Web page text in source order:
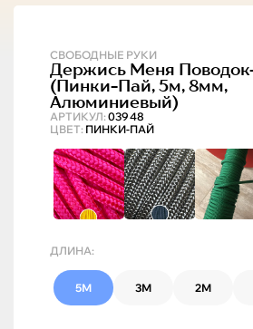
СВОБОДНЫЕ РУКИ
АРТИКУЛ: 03948
Держись Меня
(пинки-Пай, 5м, 8мм,
Алюминиевый)
ЦВЕТ: ПИНКИ-ПАЙ
ДЛИНА:
5М 3М 2М